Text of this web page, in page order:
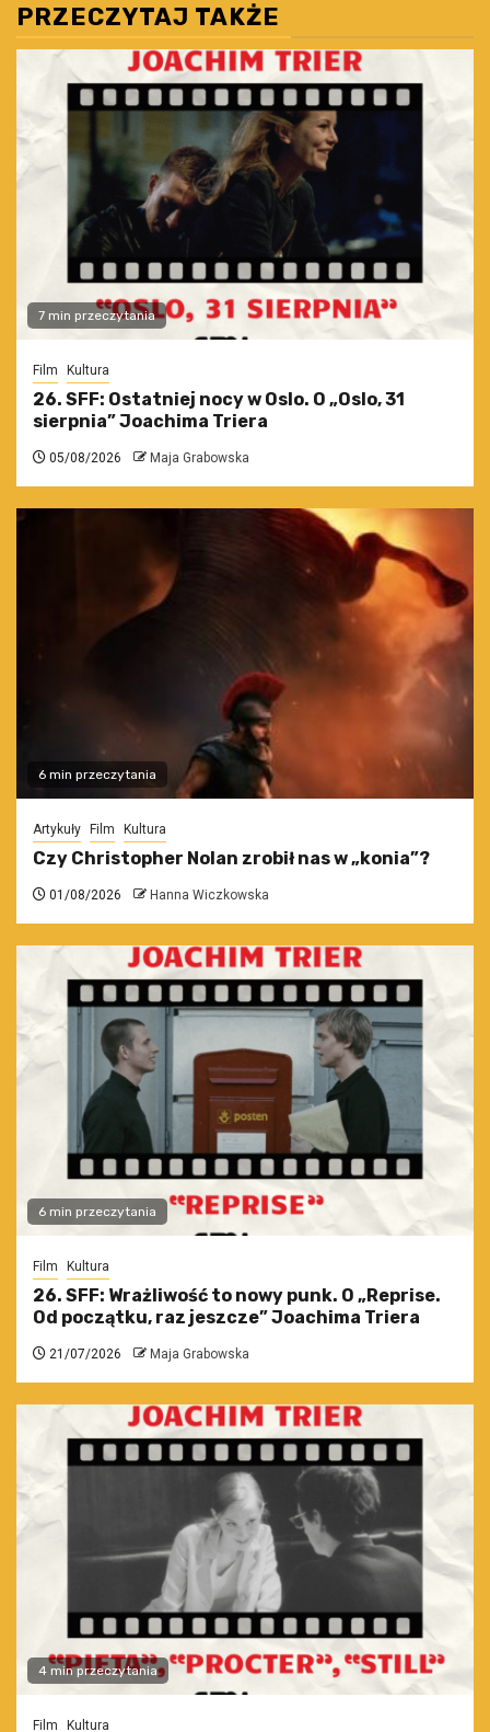
PRZECZYTAJ TAKŻE
7 min przeczytania
Film Kultura
26. SFF: Ostatniej nocy w Oslo. O „Oslo, 31
sierpnia” Joachima Triera
05/08/2026 Maja Grabowska
6 min przeczytania
Artykuły Film Kultura
Czy Christopher Nolan zrobił nas w „konia”?
01/08/2026 Hanna Wiczkowska
6 min przeczytania
Film Kultura
26. SFF: Wrażliwość to nowy punk. O „Reprise.
Od początku, raz jeszcze” Joachima Triera
21/07/2026 Maja Grabowska
4 min przeczytania
Film Kultura